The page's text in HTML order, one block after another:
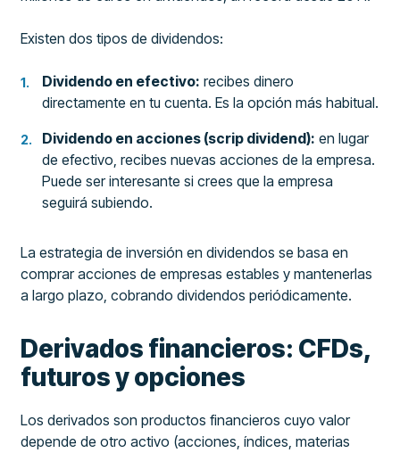
Existen dos tipos de dividendos:
Dividendo en efectivo: recibes dinero
directamente en tu cuenta. Es la opción más habitual.
Dividendo en acciones (scrip dividend): en lugar
de efectivo, recibes nuevas acciones de la empresa.
Puede ser interesante si crees que la empresa
seguirá subiendo.
La estrategia de inversión en dividendos se basa en
comprar acciones de empresas estables y mantenerlas
a largo plazo, cobrando dividendos periódicamente.
Derivados financieros: CFDs,
futuros y opciones
Los derivados son productos financieros cuyo valor
depende de otro activo (acciones, índices, materias